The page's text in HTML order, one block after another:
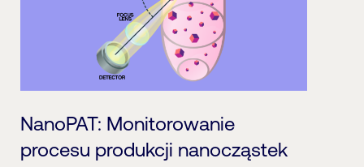
NanoPAT: Monitorowanie
procesu produkcji nanocząstek